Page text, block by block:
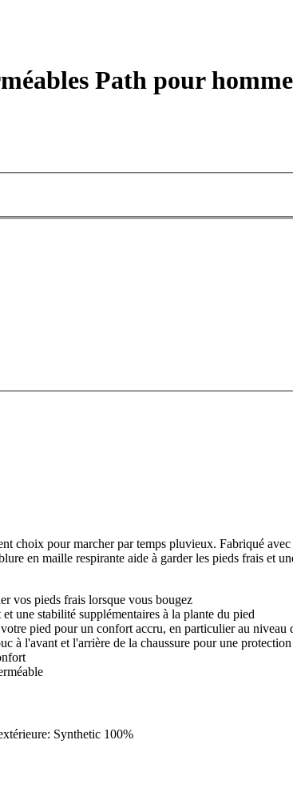
Path pour
choix pour marcher par temps pluvieux. Fabriqué
en maille respirante aide à garder les pieds frais et
vos pieds frais lorsque vous bougez
une stabilité supplémentaires à la plante du pied
pied pour un confort accru, en particulier au niveau
à l'avant et l'arrière de la chaussure pour une
Synthetic 100%